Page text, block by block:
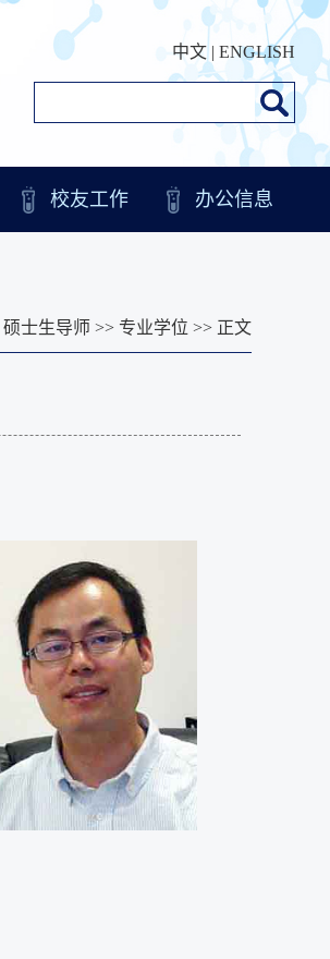
中文 | ENGLISH
校友工作 办公信息
硕士生导师 >> 专业学位 >> 正文